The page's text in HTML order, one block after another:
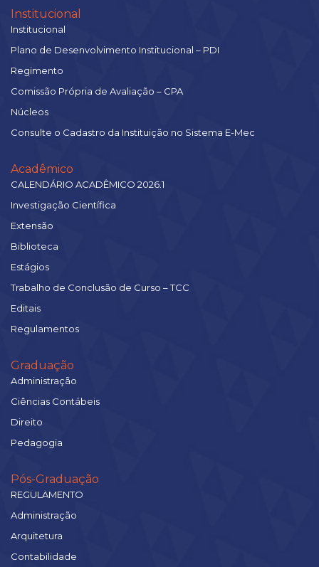
Institucional
Institucional
Plano de Desenvolvimento Institucional – PDI
Regimento
Comissão Própria de Avaliação – CPA
Núcleos
Consulte o Cadastro da Instituição no Sistema E-Mec
Acadêmico
CALENDÁRIO ACADÊMICO 2026.1
Investigação Científica
Extensão
Biblioteca
Estágios
Trabalho de Conclusão de Curso – TCC
Editais
Regulamentos
Graduação
Administração
Ciências Contábeis
Direito
Pedagogia
Pós-Graduação
REGULAMENTO
Administração
Arquitetura
Contabilidade